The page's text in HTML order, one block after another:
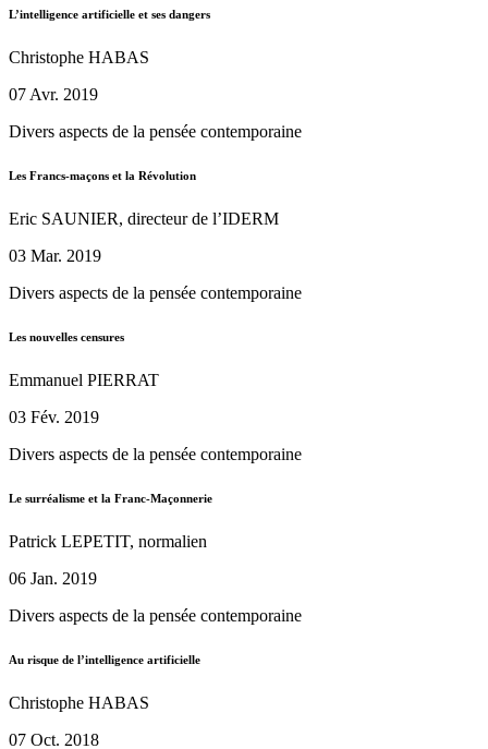
L’intelligence artificielle et ses dangers
Christophe HABAS
07 Avr. 2019
Divers aspects de la pensée contemporaine
Les Francs-maçons et la Révolution
Eric SAUNIER, directeur de l’IDERM
03 Mar. 2019
Divers aspects de la pensée contemporaine
Les nouvelles censures
Emmanuel PIERRAT
03 Fév. 2019
Divers aspects de la pensée contemporaine
Le surréalisme et la Franc-Maçonnerie
Patrick LEPETIT, normalien
06 Jan. 2019
Divers aspects de la pensée contemporaine
Au risque de l’intelligence artificielle
Christophe HABAS
07 Oct. 2018